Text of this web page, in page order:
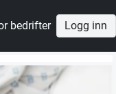
bedrifter Logg inn